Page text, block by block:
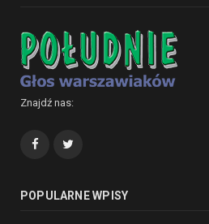
Znajdź nas:
Facebook
POPULARNE WPISY